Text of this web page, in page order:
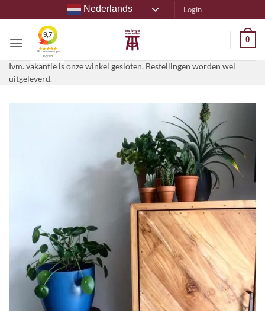
naar
inhoud
Nederlands Login
0
Ivm. vakantie is onze winkel gesloten. Bestellingen worden wel
uitgeleverd.